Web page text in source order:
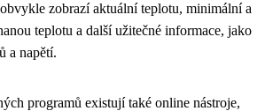
zobrazí aktuální teplotu, minimální a
teplotu a další užitečné informace, jako
a napětí.
programů existují také online nástroje,